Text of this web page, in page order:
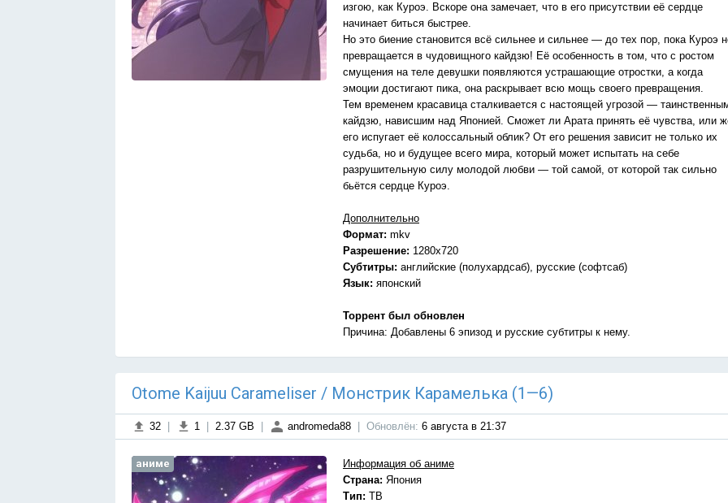
изгою, как Куроэ. Вскоре она замечает, что в его присутствии её сердце
начинает биться быстрее.
Но это биение становится всё сильнее и сильнее — до тех пор, пока Куроэ
превращается в чудовищного кайдзю! Её особенность в том, что с ростом
смущения на теле девушки появляются устрашающие отростки, а когда
эмоции достигают пика, она раскрывает всю мощь своего превращения.
Тем временем красавица сталкивается с настоящей угрозой —
кайдзю, нависшим над Японией. Сможет ли Арата принять её чувства, или
его испугает её колоссальный облик? От его решения зависит не только их
судьба, но и будущее всего мира, который может испытать на себе
разрушительную силу молодой любви — той самой, от которой так сильно
бьётся сердце Куроэ.
Дополнительно
Формат: mkv
Разрешение: 1280x720
Субтитры: английские (полухардсаб), русские (софтсаб)
Язык: японский
Торрент был обновлен
Причина: Добавлены 6 эпизод и русские субтитры к нему.
Otome Kaijuu Carameliser / Монстрик Карамелька (1—6)
32 1 2.37 GB andromeda88 Обновлён: 6 августа в 21:37
аниме
Информация об аниме
Страна: Япония
Тип: ТВ